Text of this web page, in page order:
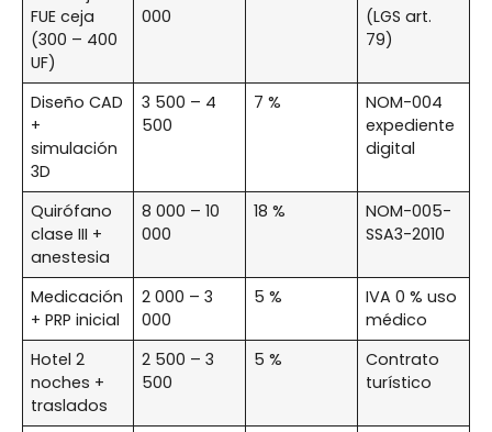
FUE ceja
(300 – 400
UF)
000
(LGS art.
79)
Diseño CAD
+
simulación
3D
3 500 – 4
500
7 %
NOM-004
expediente
digital
Quirófano
clase III +
anestesia
8 000 – 10
000
18 %
NOM-005-
SSA3-2010
Medicación
+ PRP inicial
2 000 – 3
000
5 %
IVA 0 % uso
médico
Hotel 2
noches +
traslados
2 500 – 3
500
5 %
Contrato
turístico